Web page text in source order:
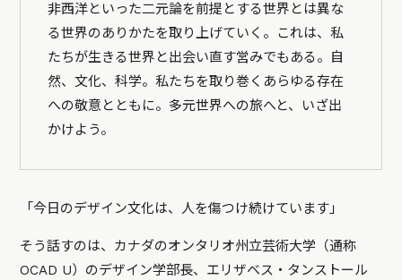
非西洋といった二元論を前提とする世界とは異な
る世界のありかたを取り上げていく。これは、私
たちが生きる世界と出会い直す営みでもある。自
然、文化、科学。私たちを取り巻くあらゆる存在
への敬意とともに。多元世界への旅へと、いざ出
かけよう。
「今日のデザイン文化は、人を傷つけ続けています」
そう話すのは、カナダのオンタリオ州立芸術大学（通称
OCAD U）のデザイン学部長、エリザベス・タンストール